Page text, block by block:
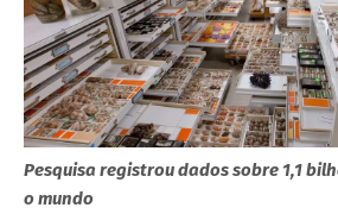
Pesquisa registrou dados sobre 1,1
o mundo